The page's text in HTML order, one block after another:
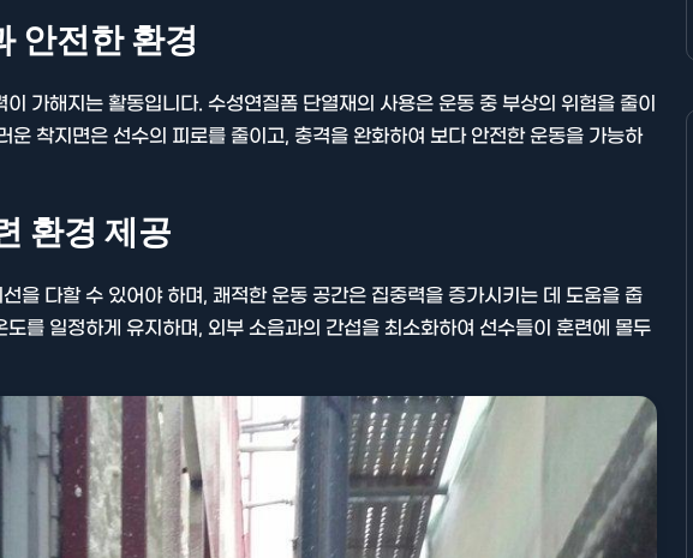
안전한 환경
가해지는 활동입니다. 수성연질폼 단열재의 사용은 운동 중 부상의 위험을 줄이
운 착지면은 선수의 피로를 줄이고, 충격을 완화하여 보다 안전한 운동을 가능하
환경 제공
을 다할 수 있어야 하며, 쾌적한 운동 공간은 집중력을 증가시키는 데 도움을 줍
도를 일정하게 유지하며, 외부 소음과의 간섭을 최소화하여 선수들이 훈련에 몰두